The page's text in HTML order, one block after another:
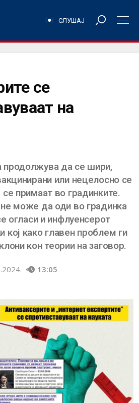
СЛУШАЈ
се
на
продолжува да се шири,
или нецелосно се
примаат во градинките.
може да оди во градинка
огласи и инфлуенсерот
кој како главен проблем ги
кон теории на заговор.
13:05